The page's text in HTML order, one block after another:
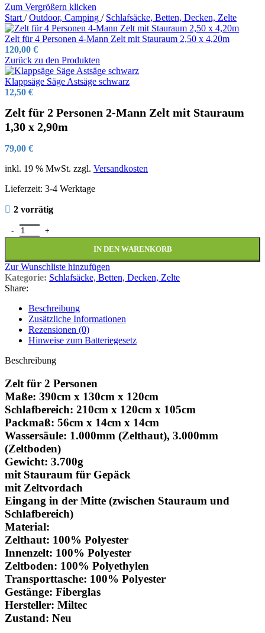
Zum Vergrößern klicken
Start / Outdoor, Camping / Schlafsäcke, Betten, Decken, Zelte
Zelt für 4 Personen 4-Mann Zelt mit Stauraum 2,50 x 4,20m
120,00 €
Zurück zu den Produkten
Klappsäge Säge Astsäge schwarz
12,50 €
Zelt für 2 Personen 2-Mann Zelt mit Stauraum
1,30 x 2,90m
79,00 €
inkl. 19 % MwSt. zzgl. Versandkosten
Lieferzeit: 3-4 Werktage
2 vorrätig
Zelt für 2 Personen 2-Mann Zelt mit Stauraum 1,30 x 2,90m Menge
IN DEN WARENKORB
Zur Wunschliste hinzufügen
Kategorie: Schlafsäcke, Betten, Decken, Zelte
Share:
Beschreibung
Zusätzliche Informationen
Rezensionen (0)
Hinweise zum Batteriegesetz
Beschreibung
Zelt für 2 Personen
Maße: 390cm x 130cm x 120cm
Schlafbereich: 210cm x 120cm x 105cm
Packmaß: 56cm x 14cm x 14cm
Wassersäule: 1.000mm (Zelthaut), 3.000mm
(Zeltboden)
Gewicht: 3.700g
mit Stauraum für Gepäck
mit Zeltvordach
Eingang in der Mitte (zwischen Stauraum und
Schlafbereich)
Material:
Zelthaut: 100% Polyester
Innenzelt: 100% Polyester
Zeltboden: 100% Polyethylen
Transporttasche: 100% Polyester
Gestänge: Fiberglas
Hersteller: Miltec
Zustand: Neu